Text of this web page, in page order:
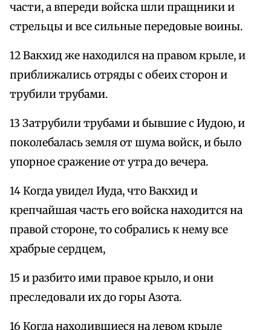
части, а впереди войска шли пращники и
стрельцы и все сильные передовые воины.
12 Вакхид же находился на правом крыле, и
приближались отряды с обеих сторон и
трубили трубами.
13 Затрубили трубами и бывшие с Иудою, и
поколебалась земля от шума войск, и было
упорное сражение от утра до вечера.
14 Когда увидел Иуда, что Вакхид и
крепчайшая часть его войска находится на
правой стороне, то собрались к нему все
храбрые сердцем,
15 и разбито ими правое крыло, и они
преследовали их до горы Азота.
16 Когда находившиеся на левом крыле